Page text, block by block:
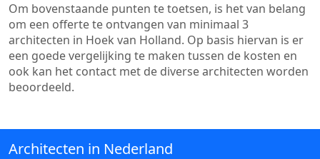
Om bovenstaande punten te toetsen, is het van belang
om een offerte te ontvangen van minimaal 3
architecten in Hoek van Holland. Op basis hiervan is er
een goede vergelijking te maken tussen de kosten en
ook kan het contact met de diverse architecten worden
beoordeeld.
Architecten in Nederland